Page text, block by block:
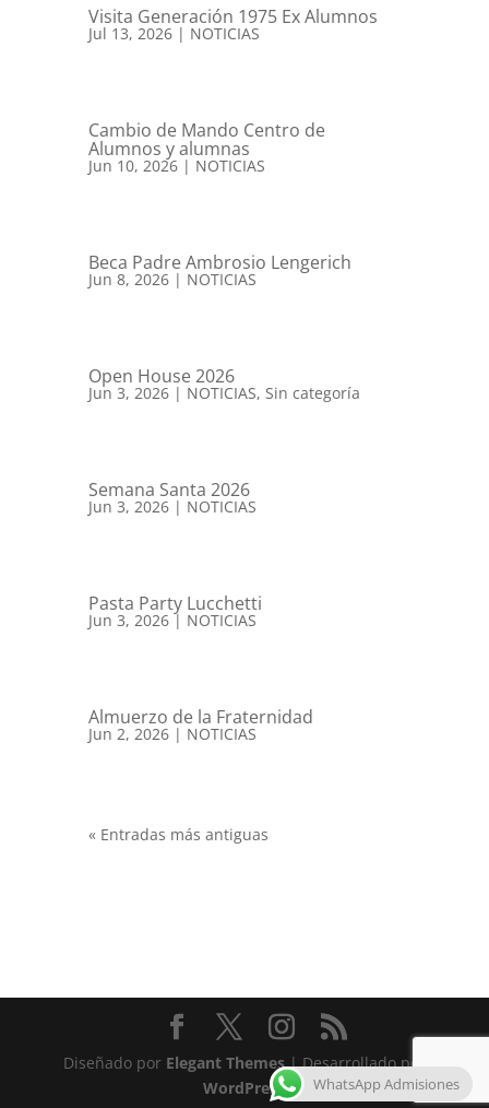
Visita Generación 1975 Ex Alumnos
Jul 13, 2026| NOTICIAS
Cambio de Mando Centro de
Alumnos y alumnas
Jun 10, 2026| NOTICIAS
Beca Padre Ambrosio Lengerich
Jun 8, 2026| NOTICIAS
Open House 2026
Jun 3, 2026| NOTICIAS, Sin categoría
Semana Santa 2026
Jun 3, 2026| NOTICIAS
Pasta Party Lucchetti
Jun 3, 2026| NOTICIAS
Almuerzo de la Fraternidad
Jun 2, 2026| NOTICIAS
« Entradas más antiguas
Diseñado por Elegant Themes| Desarrollado por
WordPress
WhatsApp Admisiones